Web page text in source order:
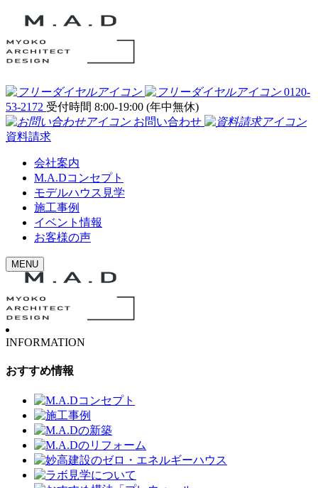
0120-
53-2172 受付時間 8:00-19:00 (年中無休)
お問い合わせ
資料請求
会社案内
M.A.Dコンセプト
モデルハウス見学
施工事例
イベント情報
お客様の声
MENU
INFORMATION
おすすめ情報